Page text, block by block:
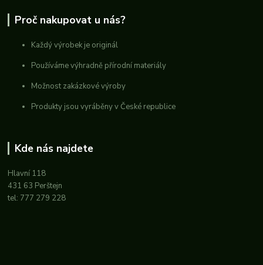
Proč nakupovat u nás?
Každý výrobek je originál
Používáme výhradně přírodní materiály
Možnost zakázkové výroby
Produkty jsou vyráběny v České republice
Kde nás najdete
Hlavní 118
431 63 Perštejn
tel: 777 279 228